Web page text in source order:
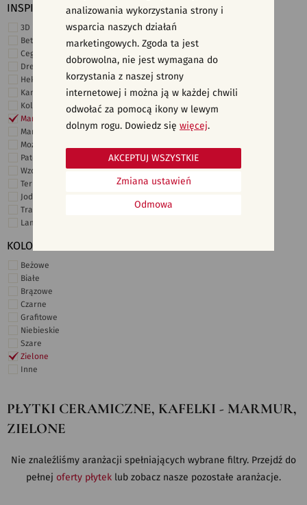
INSPIRACJE
3D i struktury
Beton
Cegiełki
Drewno
Heksagonalne
Kamień
Kolor
Marmur
Marokańskie
Mozaika
Patchwork
Wzory i motywy
Terrazzo
Jodełka
Trawertyn
Lamele
KOLORY
Beżowe
Białe
Brązowe
Czarne
Grafitowe
Niebieskie
Szare
Zielone
Inne
PŁYTKI CERAMICZNE, KAFELKI - MARMUR,
ZIELONE
Nie znaleźliśmy aranżacji spełniających wybrane filtry. Przejdź do
pełnej oferty płytek lub zobacz nasze pozostałe aranżacje.
analizowania wykorzystania strony i
wsparcia naszych działań
marketingowych. Zgoda ta jest
dobrowolna, nie jest wymagana do
korzystania z naszej strony
internetowej i można ją w każdej chwili
odwołać za pomocą ikony w lewym
dolnym rogu. Dowiedz się więcej.
Odmowa
Zmiana ustawień
AKCEPTUJ WSZYSTKIE